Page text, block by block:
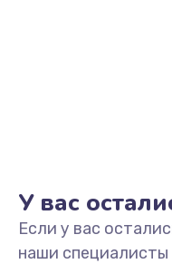
У вас
Если у вас
наши